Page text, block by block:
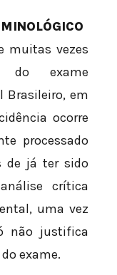
muitas vezes
do exame
Brasileiro, em
ocorre
processado
de já ter sido
crítica
uma vez
não justifica
exame.